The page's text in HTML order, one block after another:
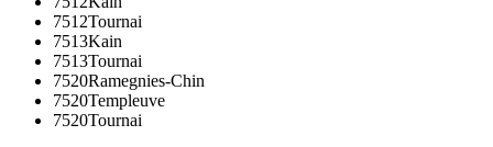
7512Tournai
7513Kain
7513Tournai
7520Ramegnies-Chin
7520Templeuve
7520Tournai